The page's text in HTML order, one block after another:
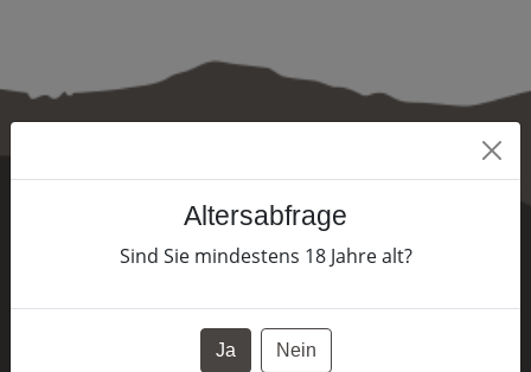
Altersabfrage
Sind Sie mindestens 18Jahre alt?
Ja Nein
Vertrag widerrufen
65375 Oestrich-Winkel